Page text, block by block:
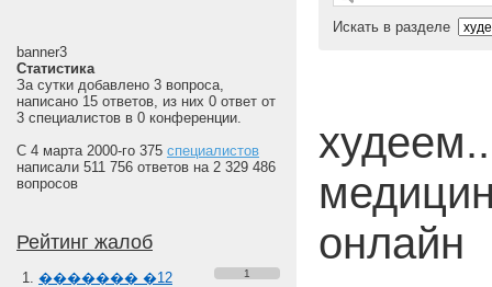
banner3
Статистика
За сутки добавлено 3 вопроса,
написано 15 ответов, из них 0 ответ от
3 специалистов в 0 конференции.
С 4 марта 2000-го 375 специалистов
написали 511 756 ответов на 2 329 486
вопросов
Рейтинг жалоб
������� �12
1
Искать в разделе
онлайн